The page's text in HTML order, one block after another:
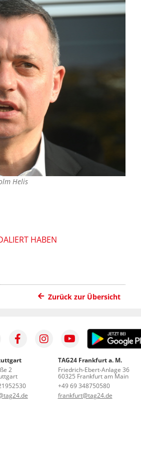
Helis
HABEN
Zurück zur Übersicht
2
TAG24 Frankfurt a. M.
Friedrich-Ebert-Anlage 36
60325 Frankfurt am Main
+49 69 348750580
frankfurt@tag24.de